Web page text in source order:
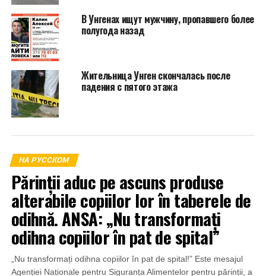
В Унгенах ищут мужчину, пропавшего более
полугода назад
Жительница Унген скончалась после
падения с пятого этажа
НА РУССКОМ
Părinții aduc pe ascuns produse
alterabile copiilor lor în taberele de
odihnă. ANSA: „Nu transformați
odihna copiilor în pat de spital”
„Nu transformați odihna copiilor în pat de spital!” Este mesajul
Agenției Naționale pentru Siguranța Alimentelor pentru părinții, a